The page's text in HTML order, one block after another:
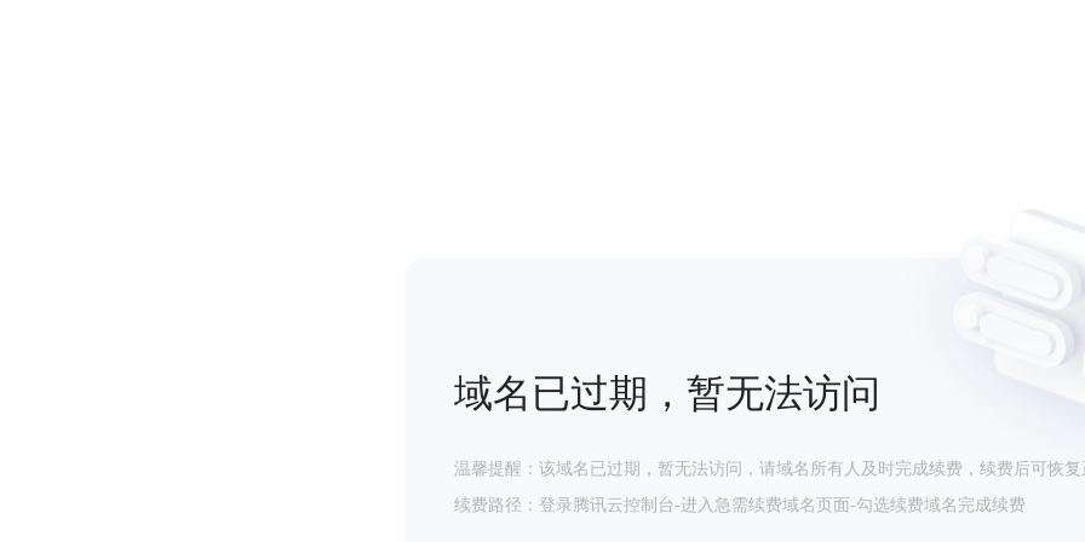
域名已过期，暂无法访问
温馨提醒：该域名已过期，暂无法访问，请域名所有人及时完成续费，续费后可恢复
续费路径：登录腾讯云控制台-进入急需续费域名页面-勾选续费域名完成续费